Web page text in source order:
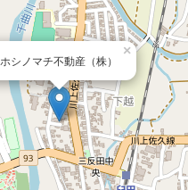
ホシノマチ不動産（株）
×